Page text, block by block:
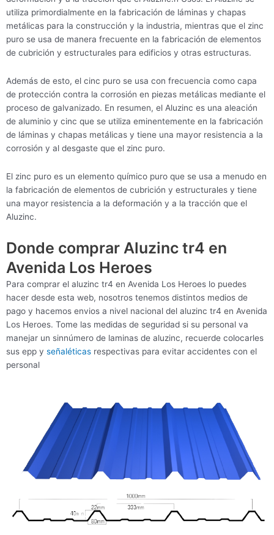
utiliza primordialmente en la fabricación de láminas y chapas
metálicas para la construcción y la industria, mientras que el zinc
puro se usa de manera frecuente en la fabricación de elementos
de cubrición y estructurales para edificios y otras estructuras.
Además de esto, el cinc puro se usa con frecuencia como capa
de protección contra la corrosión en piezas metálicas mediante el
proceso de galvanizado. En resumen, el Aluzinc es una aleación
de aluminio y cinc que se utiliza eminentemente en la fabricación
de láminas y chapas metálicas y tiene una mayor resistencia a la
corrosión y al desgaste que el zinc puro.
El zinc puro es un elemento químico puro que se usa a menudo en
la fabricación de elementos de cubrición y estructurales y tiene
una mayor resistencia a la deformación y a la tracción que el
Aluzinc.
Donde comprar Aluzinc tr4 en
Avenida Los Heroes
Para comprar el aluzinc tr4 en Avenida Los Heroes lo puedes
hacer desde esta web, nosotros tenemos distintos medios de
pago y hacemos envios a nivel nacional del aluzinc tr4 en Avenida
Los Heroes. Tome las medidas de seguridad si su personal va
manejar un sinnúmero de laminas de aluzinc, recuerde colocarles
sus epp y señaléticas respectivas para evitar accidentes con el
personal